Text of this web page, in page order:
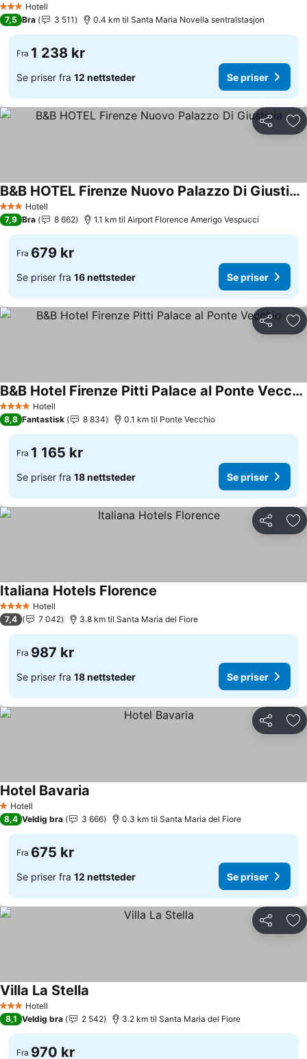
3 StjernerHotell
7,5 Bra 3 511 0.4 km til Santa Maria Novella sentralstasjon
Fra 1 238 kr
Se priser fra 12 nettsteder Se priser
Del
3 StjernerHotell
B&B HOTEL Firenze Nuovo Palazzo Di Giustizia
7,9 Bra 8 662 1.1 km til Airport Florence Amerigo Vespucci
Fra 679 kr
Se priser fra 16 nettsteder Se priser
Del
4 StjernerHotell
B&B Hotel Firenze Pitti Palace al Ponte Vecchio
8,8 Fantastisk 8 834 0.1 km til Ponte Vecchio
Fra 1 165 kr
Se priser fra 18 nettsteder Se priser
Del
4 StjernerHotell
Italiana Hotels Florence
7,4 7 042 3.8 km til Santa Maria del Fiore
Fra 987 kr
Se priser fra 18 nettsteder Se priser
Del
1 Stjerner
Hotell
Hotel Bavaria
8,4 Veldig bra 3 666 0.3 km til Santa Maria del Fiore
Fra 675 kr
Se priser fra 12 nettsteder Se priser
Del
3 StjernerHotell
Villa La Stella
8,1 Veldig bra 2 542 3.2 km til Santa Maria del Fiore
Fra 970 kr